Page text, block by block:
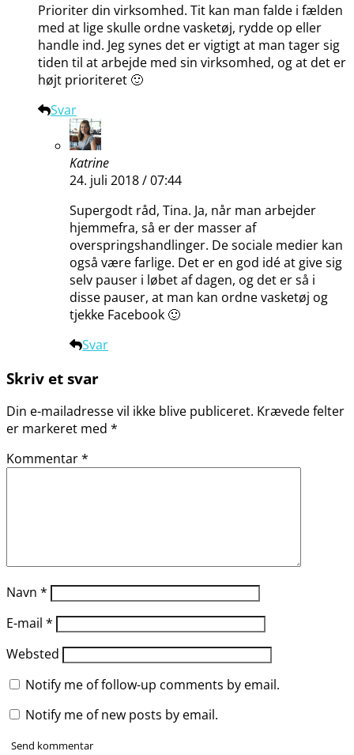
Prioriter din virksomhed. Tit kan man falde i fælden
med at lige skulle ordne vasketøj, rydde op eller
handle ind. Jeg synes det er vigtigt at man tager sig
tiden til at arbejde med sin virksomhed, og at det er
højt prioriteret 🙂
Svar
Katrine
24. juli 2018 / 07:44
Supergodt råd, Tina. Ja, når man arbejder
hjemmefra, så er der masser af
overspringshandlinger. De sociale medier kan
også være farlige. Det er en god idé at give sig
selv pauser i løbet af dagen, og det er så i
disse pauser, at man kan ordne vasketøj og
tjekke Facebook 🙂
Svar
Skriv et svar
Din e-mailadresse vil ikke blive publiceret. Krævede felter
er markeret med *
Kommentar*
Navn *
E-mail *
Websted
Notify me of follow-up comments by email.
Notify me of new posts by email.